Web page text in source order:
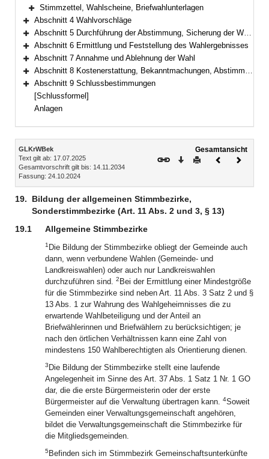
Bereich erweitern
Bereich erweitern
Stimmzettel, Wahlscheine, Briefwahlunterlagen
Bereich erweitern
Abschnitt 4 Wahlvorschläge
Bereich erweitern
Abschnitt 5 Durchführung der Abstimmung, Sicherung der Wahlfreiheit, Briefwahl
Bereich erweitern
Abschnitt 6 Ermittlung und Feststellung des Wahlergebnisses
Bereich erweitern
Abschnitt 7 Annahme und Ablehnung der Wahl
Bereich erweitern
Abschnitt 8 Kostenerstattung, Bekanntmachungen, Abstimmungsunterlagen, Statistik
Bereich erweitern
Abschnitt 9 Schlussbestimmungen
[Schlussformel]
Anlagen
Inhalt
GLKrWBek
Text gilt ab: 17.07.2025
Gesamtvorschrift gilt bis: 14.11.2034
Fassung: 24.10.2024
Gesamtansicht
Download
DruckenVorheriges
19.
Bildung der allgemeinen Stimmbezirke,
Sonderstimmbezirke (Art. 11 Abs. 2 und 3, § 13)
19.1
Allgemeine Stimmbezirke
1 Die Bildung der Stimmbezirke obliegt der Gemeinde auch
dann, wenn verbundene Wahlen (Gemeinde- und
Landkreiswahlen) oder auch nur Landkreiswahlen
durchzuführen sind. 2 Bei der Ermittlung einer Mindestgröße
für die Stimmbezirke sind neben Art. 11 Abs. 3 Satz 2 und §
13 Abs. 1 zur Wahrung des Wahlgeheimnisses die zu
erwartende Wahlbeteiligung und der Anteil an
Briefwählerinnen und Briefwählern zu berücksichtigen; je
nach den örtlichen Verhältnissen kann eine Zahl von
mindestens 150 Wahlberechtigten als Orientierung dienen.
3 Die Bildung der Stimmbezirke stellt eine laufende
Angelegenheit im Sinne des Art. 37 Abs. 1 Satz 1 Nr. 1 GO
dar, die die erste Bürgermeisterin oder der erste
Bürgermeister auf die Verwaltung übertragen kann. 4Soweit
Gemeinden einer Verwaltungsgemeinschaft angehören,
bildet die Verwaltungsgemeinschaft die Stimmbezirke für
die Mitgliedsgemeinden.
5 Befinden sich im Stimmbezirk Gemeinschaftsunterkünfte